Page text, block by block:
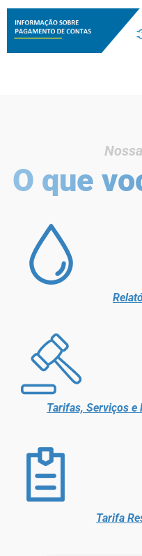
O que
Tarifas, Serviços e
Tarifa